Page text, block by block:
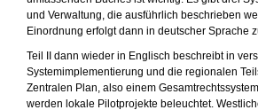
und Verwaltung, die ausführlich beschrieben
Einordnung erfolgt dann in deutscher Sprache
Teil II dann wieder in Englisch beschreibt in
Systemimplementierung und die regionalen
Zentralen Plan, also einem
werden lokale Pilotprojekte beleuchtet.